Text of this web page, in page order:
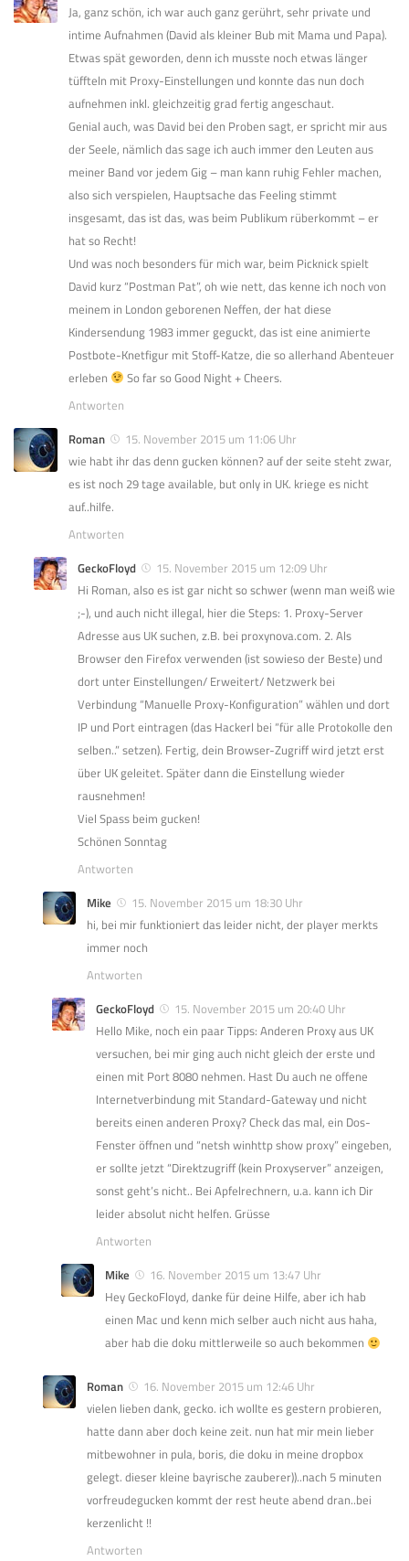
Ja, ganz schön, ich war auch ganz gerührt, sehr private und
intime Aufnahmen (David als kleiner Bub mit Mama und Papa).
Etwas spät geworden, denn ich musste noch etwas länger
tüffteln mit Proxy-Einstellungen und konnte das nun doch
aufnehmen inkl. gleichzeitig grad fertig angeschaut.
Genial auch, was David bei den Proben sagt, er spricht mir aus
der Seele, nämlich das sage ich auch immer den Leuten aus
meiner Band vor jedem Gig – man kann ruhig Fehler machen,
also sich verspielen, Hauptsache das Feeling stimmt
insgesamt, das ist das, was beim Publikum rüberkommt – er
hat so Recht!
Und was noch besonders für mich war, beim Picknick spielt
David kurz “Postman Pat”, oh wie nett, das kenne ich noch von
meinem in London geborenen Neffen, der hat diese
Kindersendung 1983 immer geguckt, das ist eine animierte
Postbote-Knetfigur mit Stoff-Katze, die so allerhand Abenteuer
erleben
So far so Good Night + Cheers.
Antworten
Roman
15. November 2015 um 11:06 Uhr
wie habt ihr das denn gucken können? auf der seite steht zwar,
es ist noch 29 tage available, but only in UK. kriege es nicht
auf..hilfe.
Antworten
GeckoFloyd
15. November 2015 um 12:09 Uhr
Hi Roman, also es ist gar nicht so schwer (wenn man weiß wie
;-), und auch nicht illegal, hier die Steps: 1. Proxy-Server
Adresse aus UK suchen, z.B. bei proxynova.com. 2. Als
Browser den Firefox verwenden (ist sowieso der Beste) und
dort unter Einstellungen/ Erweitert/ Netzwerk bei
Verbindung “Manuelle Proxy-Konfiguration” wählen und dort
IP und Port eintragen (das Hackerl bei “für alle Protokolle den
selben..” setzen). Fertig, dein Browser-Zugriff wird jetzt erst
über UK geleitet. Später dann die Einstellung wieder
rausnehmen!
Viel Spass beim gucken!
Schönen Sonntag
Antworten
Mike
15. November 2015 um 18:30 Uhr
hi, bei mir funktioniert das leider nicht, der player merkts
immer noch
Antworten
GeckoFloyd
15. November 2015 um 20:40 Uhr
Hello Mike, noch ein paar Tipps: Anderen Proxy aus UK
versuchen, bei mir ging auch nicht gleich der erste und
einen mit Port 8080 nehmen. Hast Du auch ne offene
Internetverbindung mit Standard-Gateway und nicht
bereits einen anderen Proxy? Check das mal, ein Dos-
Fenster öffnen und “netsh winhttp show proxy” eingeben,
er sollte jetzt “Direktzugriff (kein Proxyserver” anzeigen,
sonst geht’s nicht.. Bei Apfelrechnern, u.a. kann ich Dir
leider absolut nicht helfen. Grüsse
Antworten
Mike
16. November 2015 um 13:47 Uhr
Hey GeckoFloyd, danke für deine Hilfe, aber ich hab
einen Mac und kenn mich selber auch nicht aus haha,
aber hab die doku mittlerweile so auch bekommen
Roman
16. November 2015 um 12:46 Uhr
vielen lieben dank, gecko. ich wollte es gestern probieren,
hatte dann aber doch keine zeit. nun hat mir mein lieber
mitbewohner in pula, boris, die doku in meine dropbox
gelegt. dieser kleine bayrische zauberer))..nach 5 minuten
vorfreudegucken kommt der rest heute abend dran..bei
kerzenlicht !!
Antworten